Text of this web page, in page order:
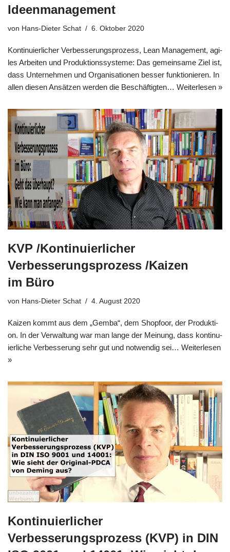
Ideenmanagement
von Hans-Dieter Schat 6. Oktober 2020
Kon­ti­nu­ier­li­cher Ver­bes­se­rungs­pro­zess, Lean Manage­ment, agi­
les Arbei­ten und Pro­duk­ti­ons­sy­ste­me: Das gemein­sa­me Ziel ist,
dass Unter­neh­men und Orga­ni­sa­tio­nen bes­ser funk­tio­nie­ren. In
allen die­sen Ansät­zen wer­den die Beschäf­tig­ten… Wei­ter­le­sen »
KVP /​Kontinuierlicher
Verbesserungsprozess /​Kaizen
im Büro
von Hans-Dieter Schat 4. August 2020
Kai­zen kommt aus dem „Gem­ba“, dem Shop­fo­or, der Pro­duk­ti­
on. In der Ver­wal­tung war man lan­ge der Mei­nung, dass kon­ti­nu­
ier­li­che Ver­bes­se­rung sehr gut und not­wen­dig sei… Wei­ter­le­sen
»
Kontinuierlicher
Verbesserungsprozess (KVP) in DIN